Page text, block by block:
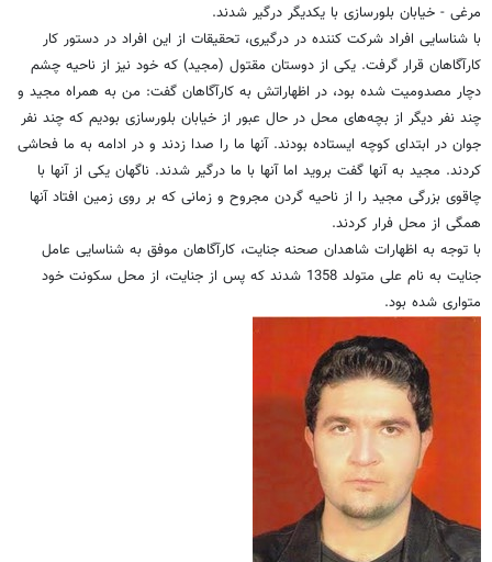
مرغی - خیابان بلورسازی با یکدیگر درگیر شدند.
با شناسایی افراد شرکت کننده در درگیری، تحقیقات از این افراد در دستور کار
کارآگاهان قرار گرفت. یکی از دوستان مقتول (مجید) که خود نیز از ناحیه چشم
دچار مصدومیت شده بود، در اظهاراتش به کارآگاهان گفت: من به همراه مجید و
چند نفر دیگر از بچه‌های محل در حال عبور از خیابان بلورسازی بودیم که چند نفر
جوان در ابتدای کوچه ایستاده بودند. آنها ما را صدا زدند و در ادامه به ما فحاشی
کردند. مجید به آنها گفت بروید اما آنها با ما درگیر شدند. ناگهان یکی از آنها با
چاقوی بزرگی مجید را از ناحیه گردن مجروح و زمانی که بر روی زمین افتاد آنها
همگی از محل فرار کردند.
با توجه به اظهارات شاهدان صحنه جنایت، کارآگاهان موفق به شناسایی عامل
جنایت به نام علی متولد 1358 شدند که پس از جنایت، از محل سکونت خود
متواری شده بود.